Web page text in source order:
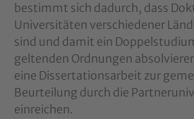
bestimmt sich dadurch, dass
Universitäten verschiedener
sind und damit ein
geltenden Ordnungen
eine Dissertationsarbeit zur
Beurteilung durch die
einreichen.